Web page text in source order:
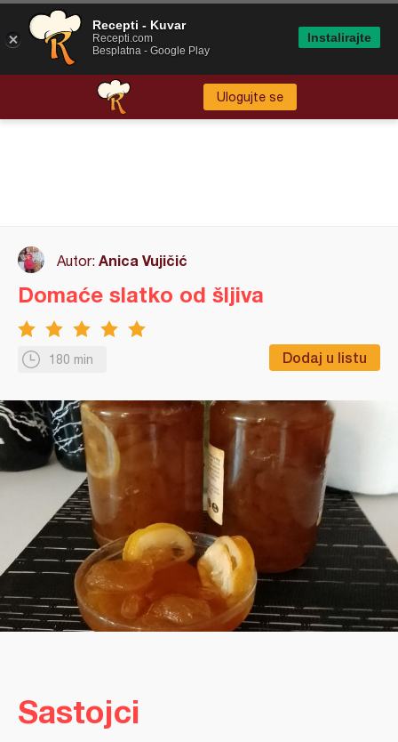
Ulogujte se
Autor: Anica Vujičić
180 min Dodaj u listu
Domaće slatko od šljiva
Sastojci
Recepti - Kuvar
Recepti.com
Besplatna - Google Play
Instalirajte